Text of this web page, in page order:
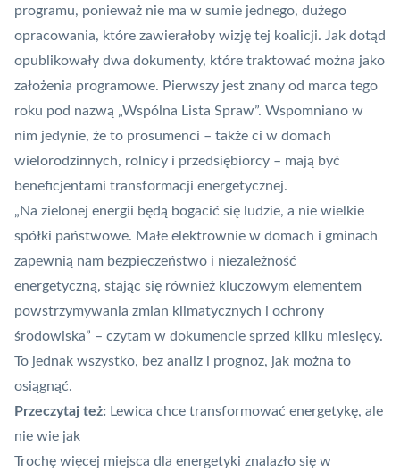
programu, ponieważ nie ma w sumie jednego, dużego
opracowania, które zawierałoby wizję tej koalicji. Jak dotąd
opublikowały dwa dokumenty, które traktować można jako
założenia programowe. Pierwszy jest znany od marca tego
roku pod nazwą „Wspólna Lista Spraw”. Wspomniano w
nim jedynie, że to prosumenci – także ci w domach
wielorodzinnych, rolnicy i przedsiębiorcy – mają być
beneficjentami transformacji energetycznej.
„Na zielonej energii będą bogacić się ludzie, a nie wielkie
spółki państwowe. Małe elektrownie w domach i gminach
zapewnią nam bezpieczeństwo i niezależność
energetyczną, stając się również kluczowym elementem
powstrzymywania zmian klimatycznych i ochrony
środowiska” – czytam w dokumencie sprzed kilku miesięcy.
To jednak wszystko, bez analiz i prognoz, jak można to
osiągnąć.
Przeczytaj też: Lewica chce transformować energetykę, ale
nie wie jak
Trochę więcej miejsca dla energetyki znalazło się w